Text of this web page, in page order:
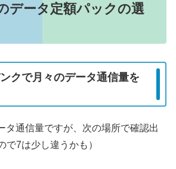
データ定額パックの選
クで月々のデータ通信量を
タ通信量ですが、次の場所で確認出
で7は少し違うかも）